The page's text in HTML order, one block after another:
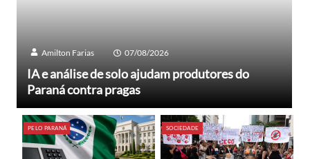
Amilton Farias 07/08/2026
IA e análise de solo ajudam produtores do
Paraná contra pragas
PELO PARANÁ SOCIEDADE